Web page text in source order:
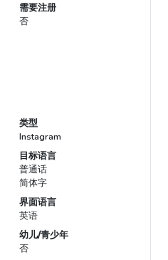
需要注册
否
类型
Instagram
目标语言
普通话
简体字
界面语言
英语
幼儿/青少年
否